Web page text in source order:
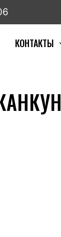
КОНТАКТЫ